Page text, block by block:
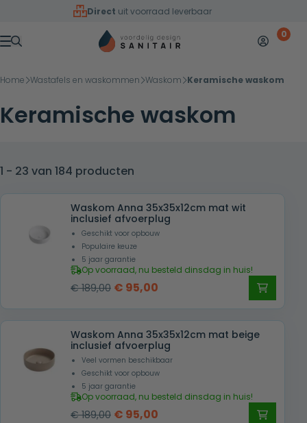
Overslaan naar inhoud
Direct uit voorraad leverbaar
Menu
Mijn 0
Home Wastafels en waskommen Waskom Keramische waskom
Keramische waskom
1 - 23 van 184 producten
Waskom Anna 35x35x12cm mat wit
inclusief afvoerplug
Geschikt voor opbouw
Populaire keuze
5 jaar garantie
Op voorraad, nu besteld dinsdag in huis!
€189,00 Oorspronkelijke
was:
€ 189,00.
€ 95,00
is:
€ 95,00.
Waskom Anna 35x35x12cm mat beige
inclusief afvoerplug
Veel vormen beschikbaar
Geschikt voor opbouw
5 jaar garantie
Op voorraad, nu besteld dinsdag in huis!
€189,00 Oorspronkelijke
€ 95,00